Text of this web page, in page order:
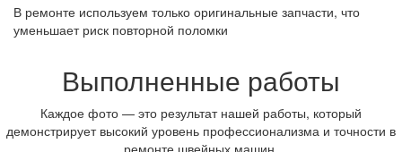
В ремонте используем только оригинальные запчасти, что
уменьшает риск повторной поломки
Выполненные работы
Каждое фото — это результат нашей работы, который
демонстрирует высокий уровень профессионализма и точности в
ремонте швейных машин.